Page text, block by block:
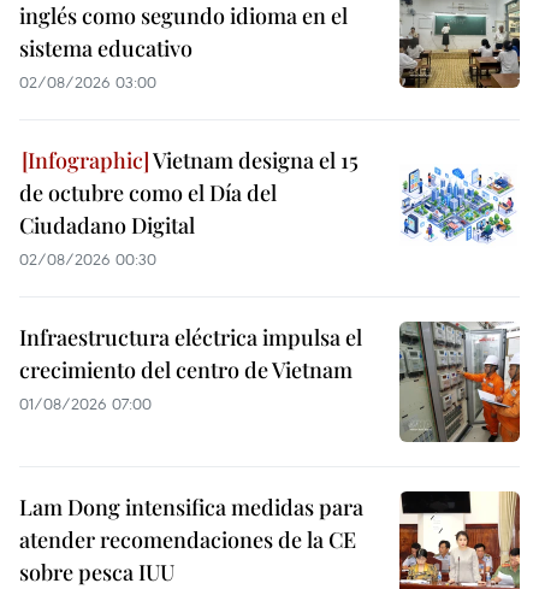
inglés como segundo idioma en el
sistema educativo
02/08/2026 03:00
Vietnam designa el 15
de octubre como el Día del
Ciudadano Digital
02/08/2026 00:30
Infraestructura eléctrica impulsa el
crecimiento del centro de Vietnam
01/08/2026 07:00
Lam Dong intensifica medidas para
atender recomendaciones de la CE
sobre pesca IUU